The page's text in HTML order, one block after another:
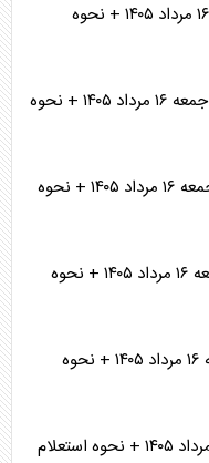
جدول قطعی برق استان قم فردا جمعه ۱۶ مرداد ۱۴۰۵ + نحوه
جدول قطعی برق استان کرمانشاه فردا جمعه ۱۶ مرداد ۱۴۰۵ + نحوه
جدول قطعی برق استان اصفهان فردا جمعه ۱۶ مرداد ۱۴۰۵ + نحوه
جدول قطعی برق استان فارس فردا جمعه ۱۶ مرداد ۱۴۰۵ + نحوه
جدول قطعی برق استان البرز فردا جمعه ۱۶ مرداد ۱۴۰۵ + نحوه